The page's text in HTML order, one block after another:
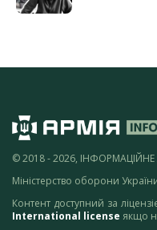
© 2018 - 2026,
Міністерство оборони
Контент доступний за
International license якщо